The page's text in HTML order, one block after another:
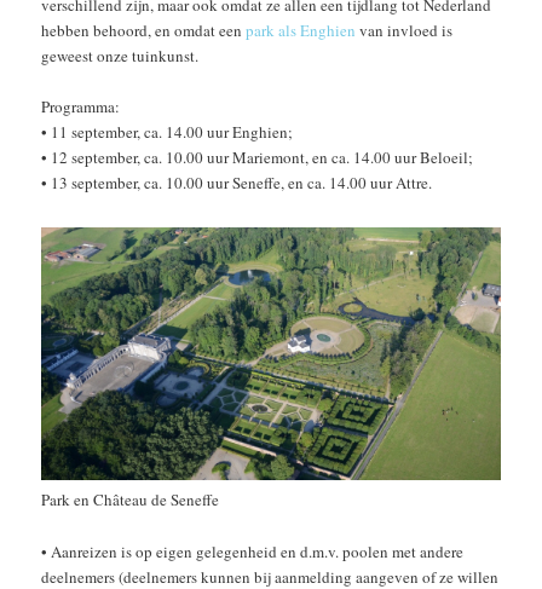
verschillend zijn, maar ook omdat ze allen een tijdlang tot Nederland
hebben behoord, en omdat eenpark als Enghien van invloed is
geweest onze tuinkunst.
Programma:
• 11 september, ca. 14.00 uur Enghien;
• 12 september, ca. 10.00 uur Mariemont, en ca. 14.00 uur Beloeil;
• 13 september, ca. 10.00 uur Seneffe, en ca. 14.00 uur Attre.
Park en Château de Seneffe
• Aanreizen is op eigen gelegenheid en d.m.v. poolen met andere
deelnemers (deelnemers kunnen bij aanmelding aangeven of ze willen